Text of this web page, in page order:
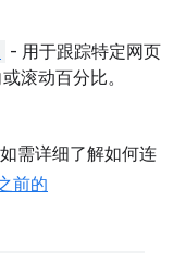
- 用于跟踪特定网页
滚动百分比。
需详细了解如何连
前的